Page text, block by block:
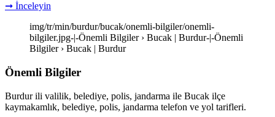
➞ İnceleyin
img/tr/min/burdur/bucak/onemli-bilgiler/onemli-
bilgiler.jpg-|-Önemli Bilgiler › Bucak | Burdur-|-Önemli
Bilgiler › Bucak | Burdur
Önemli Bilgiler
Burdur ili valilik, belediye, polis, jandarma ile Bucak ilçe
kaymakamlık, belediye, polis, jandarma telefon ve yol tarifleri.